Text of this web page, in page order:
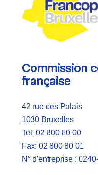
Commission
française
42 rue des Palais
1030 Bruxelles
Tel: 02 800 80 00
Fax: 02 800 80 01
N° d'entreprise :